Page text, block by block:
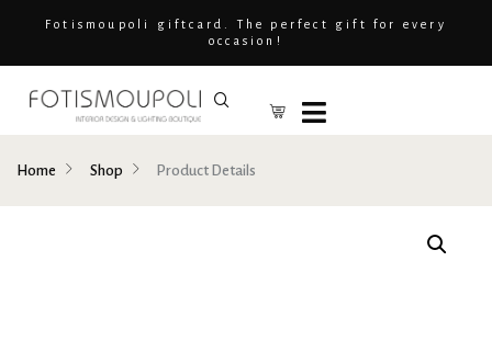
Fotismoupoli giftcard. The perfect gift for every
occasion!
Home Shop Product Details